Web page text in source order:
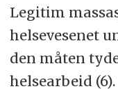
Legitim
helsevesenet
den måten
helsearbeid (6).